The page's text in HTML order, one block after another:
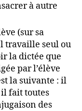
à autre
(sur sa
travaille seul ou
la dictée que
par l’élève
la suivante : il
il fait toutes
des